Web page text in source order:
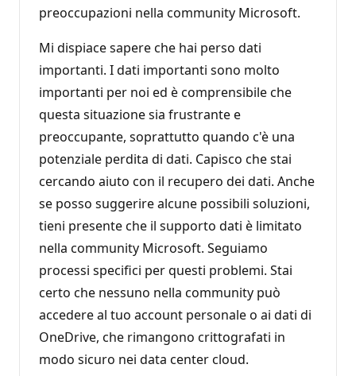
preoccupazioni nella community Microsoft.
Mi dispiace sapere che hai perso dati
importanti. I dati importanti sono molto
importanti per noi ed è comprensibile che
questa situazione sia frustrante e
preoccupante, soprattutto quando c'è una
potenziale perdita di dati. Capisco che stai
cercando aiuto con il recupero dei dati. Anche
se posso suggerire alcune possibili soluzioni,
tieni presente che il supporto dati è limitato
nella community Microsoft. Seguiamo
processi specifici per questi problemi. Stai
certo che nessuno nella community può
accedere al tuo account personale o ai dati di
OneDrive, che rimangono crittografati in
modo sicuro nei data center cloud.